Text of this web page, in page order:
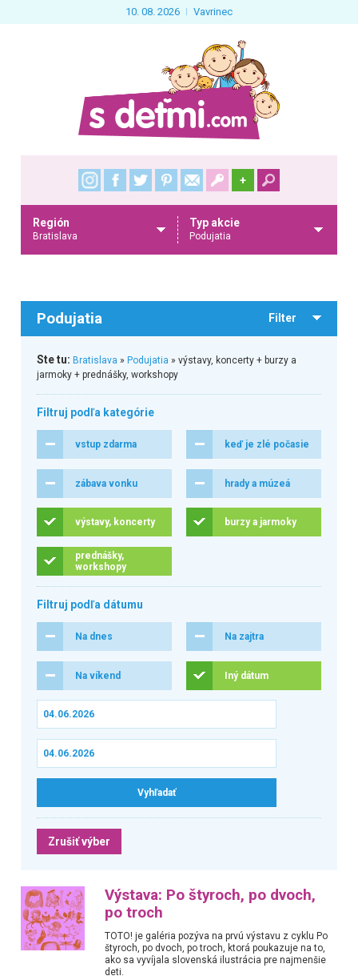
10. 08. 2026 Vavrinec
+
Región
Bratislava
Typ akcie
Podujatia
Podujatia Filter
Ste tu: Bratislava » Podujatia » výstavy, koncerty + burzy a
jarmoky + prednášky, workshopy
Filtruj podľa kategórie
vstup zdarma keď je zlé počasie
zábava vonku hrady a múzeá
výstavy, koncerty burzy a jarmoky
prednášky,
workshopy
Filtruj podľa dátumu
Na dnes Na zajtra
Na víkend Iný dátum
Zrušiť výber
Výstava: Po štyroch, po dvoch,
po troch
TOTO! je galéria pozýva na prvú výstavu z cyklu Po
štyroch, po dvoch, po troch, ktorá poukazuje na to,
ako sa vyvíjala slovenská ilustrácia pre najmenšie
deti.